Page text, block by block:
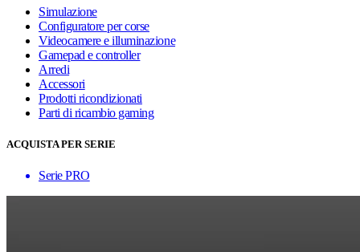
Simulazione
Configuratore per corse
Videocamere e illuminazione
Gamepad e controller
Arredi
Accessori
Prodotti ricondizionati
Parti di ricambio gaming
ACQUISTA PER SERIE
Serie PRO